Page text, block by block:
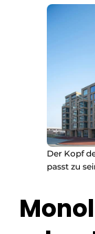
Der Kopf
passt zu